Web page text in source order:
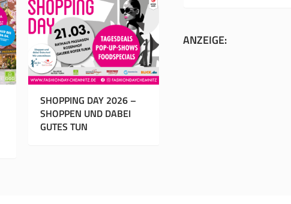
SHOPPING DAY 2026 –
SHOPPEN UND DABEI
GUTES TUN
ANZEIGE: